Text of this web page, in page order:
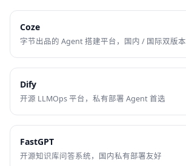
Coze
字节出品的 Agent 搭建平台，国内 / 国际双版本
Dify
开源 LLMOps 平台，私有部署 Agent 首选
FastGPT
开源知识库问答系统，国内私有部署友好